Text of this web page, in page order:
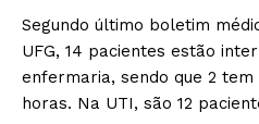
Segundo último boletim
UFG, 14 pacientes estão
enfermaria, sendo que 2
horas. Na UTI, são 12